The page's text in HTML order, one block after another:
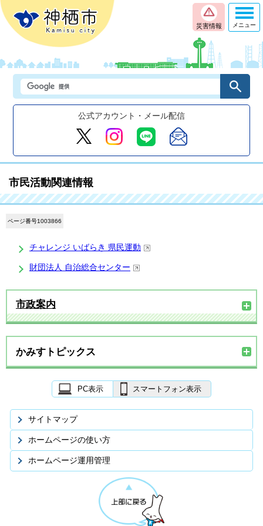
災害情報
公式アカウント・メール配信
メニュー
市民活動関連情報
ページ番号1003866
チャレンジ いばらき 県民運動
財団法人 自治総合センター
市政案内
かみすトピックス
PC表示 スマートフォン表示
サイトマップ
ホームページの使い方
ホームページ運用管理